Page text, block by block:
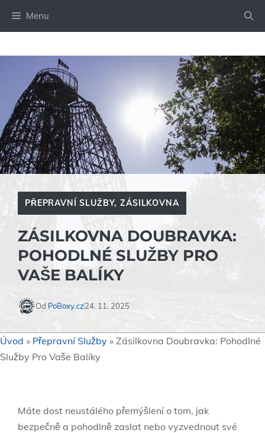
Menu
PŘEPRAVNÍ SLUŽBY,ZÁSILKOVNA
ZÁSILKOVNA DOUBRAVKA:
POHODLNÉ SLUŽBY PRO
VAŠE BALÍKY
Od PoBoxy.cz24. 11. 2025
Úvod » Přepravní Služby » Zásilkovna Doubravka: Pohodlné
Služby Pro Vaše Balíky
Máte dost neustálého přemýšlení o tom, jak
bezpečně a pohodlně zaslat nebo vyzvednout své